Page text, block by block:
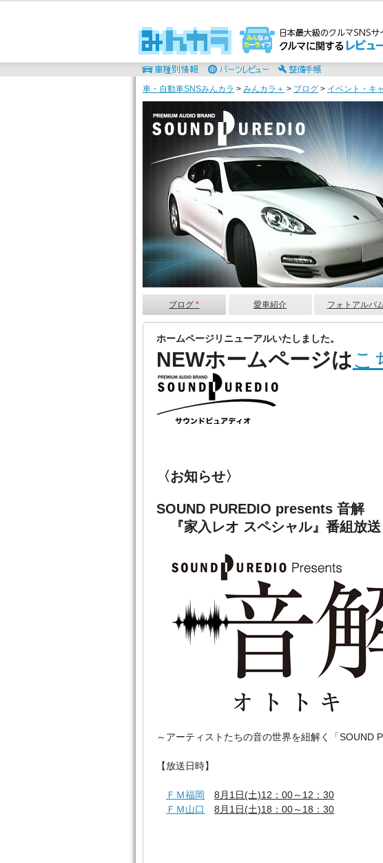
車・自動車SNSみんカラ > みんカラ＋ > ブログ > イベント・キ
ブログ * 愛車紹介 フォトアルバ
ホームページリニューアルいたしました。
NEWホームページはこ
〈お知らせ〉
SOUND PUREDIO presents 音解
『家入レオ スペシャル』番組放送
～アーティストたちの音の世界を紐解く「SOUND
【放送日時】
ＦＭ福岡
8月1日(土)12：00～12：30
ＦＭ山口
8月1日(土)18：00～18：30